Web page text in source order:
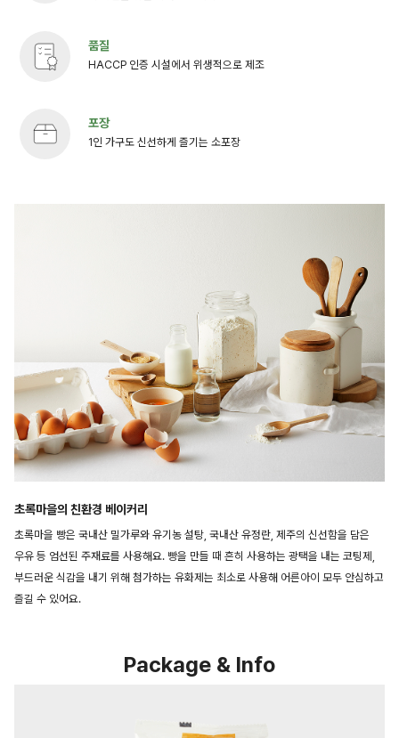
품질
HACCP 인증 시설에서 위생적으로 제조
포장
1인 가구도 신선하게 즐기는 소포장
초록마을의 친환경 베이커리
초록마을 빵은 국내산 밀가루와 유기농 설탕, 국내산 유정란, 제주의 신선함을 담은
우유 등 엄선된 주재료를 사용해요. 빵을 만들 때 흔히 사용하는 광택을 내는 코팅제,
부드러운 식감을 내기 위해 첨가하는 유화제는 최소로 사용해 어른아이 모두 안심하고
즐길 수 있어요.
Package & Info